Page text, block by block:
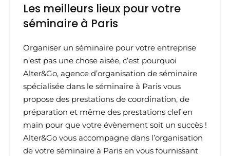
Les meilleurs lieux pour votre
séminaire à Paris
Organiser un séminaire pour votre entreprise
n’est pas une chose aisée, c’est pourquoi
Alter&Go, agence d’organisation de séminaire
spécialisée dans le séminaire à Paris vous
propose des prestations de coordination, de
préparation et même des prestations clef en
main pour que votre évènement soit un succès !
Alter&Go vous accompagne dans l’organisation
de votre séminaire à Paris en vous fournissant